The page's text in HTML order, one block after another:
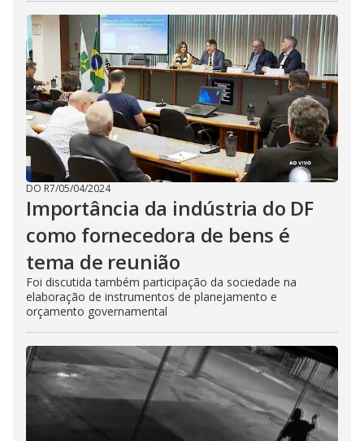
DO R7/05/04/2024
Importância da indústria do DF
como fornecedora de bens é
tema de reunião
Foi discutida também participação da sociedade na
elaboração de instrumentos de planejamento e
orçamento governamental